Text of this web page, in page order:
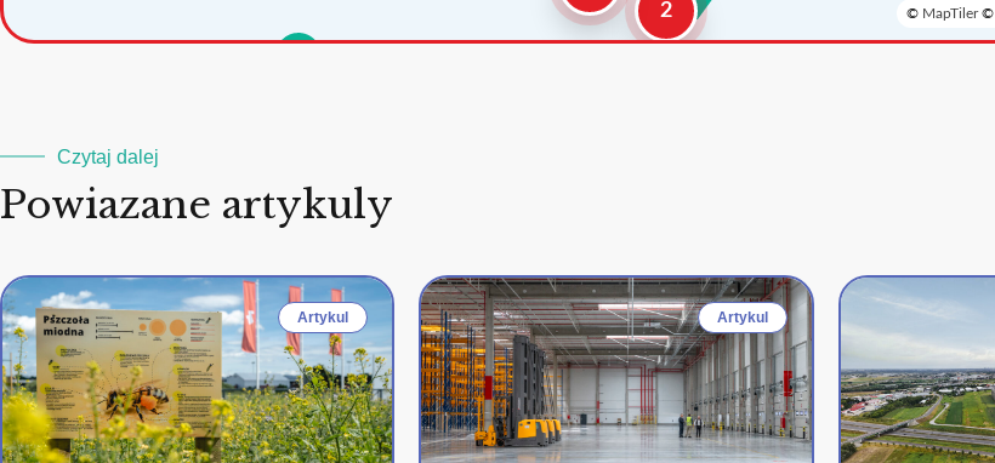
2 © MapTiler©
Czytaj dalej
Powiazane artykuly
Artykul Artykul